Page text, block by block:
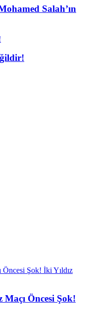
Salah’ın
Maçı Öncesi Şok!